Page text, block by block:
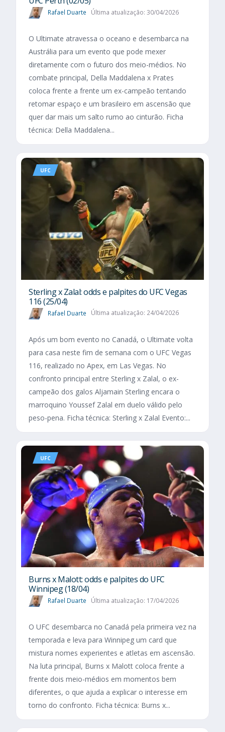
Rafael Duarte Última atualização: 30/04/2026
O Ultimate atravessa o oceano e desembarca na
Austrália para um evento que pode mexer
diretamente com o futuro dos meio-médios. No
combate principal, Della Maddalena x Prates
coloca frente a frente um ex-campeão tentando
retomar espaço e um brasileiro em ascensão que
quer dar mais um salto rumo ao cinturão. Ficha
técnica: Della Maddalena...
UFC
Sterling x Zalal: odds e palpites do UFC Vegas
116 (25/04)
Rafael Duarte Última atualização: 24/04/2026
Após um bom evento no Canadá, o Ultimate volta
para casa neste fim de semana com o UFC Vegas
116, realizado no Apex, em Las Vegas. No
confronto principal entre Sterling x Zalal, o ex-
campeão dos galos Aljamain Sterling encara o
marroquino Youssef Zalal em duelo válido pelo
peso-pena. Ficha técnica: Sterling x Zalal Evento:...
UFC
Burns x Malott: odds e palpites do UFC
Winnipeg (18/04)
Rafael Duarte Última atualização: 17/04/2026
O UFC desembarca no Canadá pela primeira vez na
temporada e leva para Winnipeg um card que
mistura nomes experientes e atletas em ascensão.
Na luta principal, Burns x Malott coloca frente a
frente dois meio-médios em momentos bem
diferentes, o que ajuda a explicar o interesse em
torno do confronto. Ficha técnica: Burns x...